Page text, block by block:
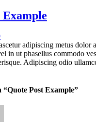
Example
adipiscing metus dolor
in ut phasellus commodo
Adipiscing odio
“Quote Post Example”